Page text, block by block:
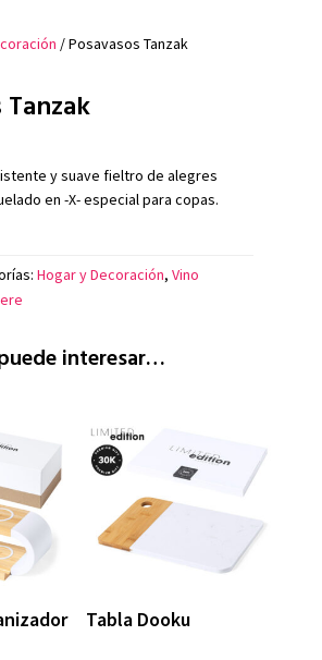
/ Posavasos Tanzak
Tanzak
y suave fieltro de alegres
en -X- especial para copas.
Hogar y Decoración, Vino
interesar…
Tabla Dooku